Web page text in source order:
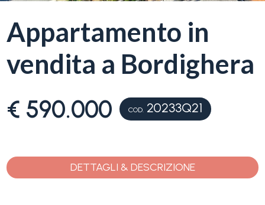
Appartamento in
vendita a Bordighera
€ 590.000 COD. 20233Q21
DETTAGLI & DESCRIZIONE
Liguria
Ricerca
Blog
Tipologia
-
multiscelta
Terreni